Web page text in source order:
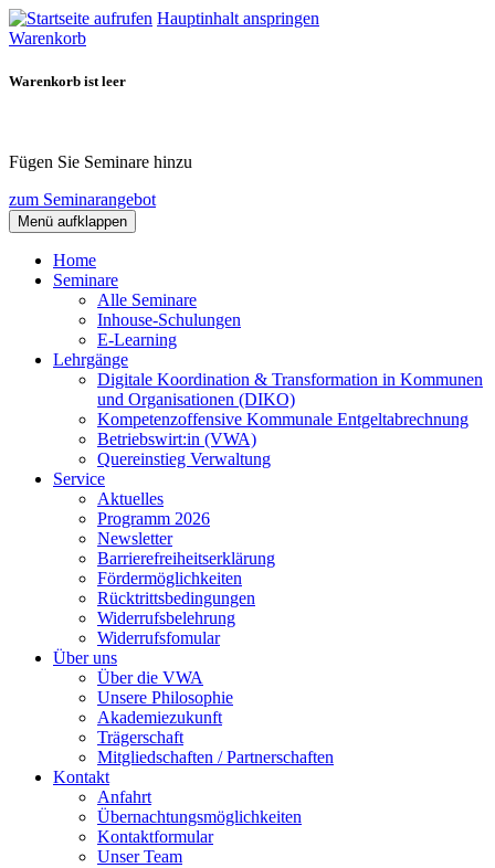
Hauptinhalt anspringen
Warenkorb
Warenkorb ist leer
Fügen Sie Seminare hinzu
zum Seminarangebot
Menü aufklappen
Home
Seminare
Alle Seminare
Inhouse-Schulungen
E-Learning
Lehrgänge
Digitale Koordination & Transformation in Kommunen
und Organisationen (DIKO)
Kompetenzoffensive Kommunale Entgeltabrechnung
Betriebswirt:in (VWA)
Quereinstieg Verwaltung
Service
Aktuelles
Programm 2026
Newsletter
Barrierefreiheitserklärung
Fördermöglichkeiten
Rücktrittsbedingungen
Widerrufsbelehrung
Widerrufsfomular
Über uns
Über die VWA
Unsere Philosophie
Akademiezukunft
Trägerschaft
Mitgliedschaften / Partnerschaften
Kontakt
Anfahrt
Übernachtungsmöglichkeiten
Kontaktformular
Unser Team